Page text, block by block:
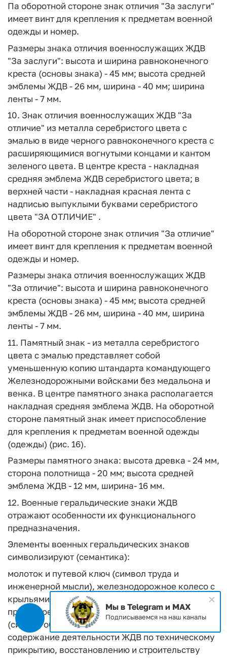
Па оборотной стороне знак отличия "За заслуги"
имеет винт для крепления к предметам военной
одежды и номер.
Размеры знака отличия военнослужащих ЖДВ
"За заслуги": высота и ширина равноконечного
креста (основы знака) - 45 мм; высота средней
эмблемы ЖДВ - 26 мм, ширина - 40 мм; ширина
ленты - 7 мм.
10. Знак отличия военнослужащих ЖДВ "За
отличие" из металла серебристого цвета с
эмалью в виде черного равноконечного креста с
расширяющимися вогнутыми концами и кантом
зеленого цвета. В центре креста - накладная
средняя эмблема ЖДВ серебристого цвета; в
верхней части - накладная красная лента с
надписью выпуклыми буквами серебристого
цвета "ЗА ОТЛИЧИЕ" .
На оборотной стороне знак отличия "За отличие"
имеет винт для крепления к предметам военной
одежды и номер.
Размеры знака отличия военнослужащих ЖДВ
"За отличие": высота и ширина равноконечного
креста (основы знака) - 45 мм; высота средней
эмблемы ЖДВ - 26 мм, ширина - 40 мм, ширина
ленты - 7 мм.
11. Памятный знак - из металла серебристого
цвета с эмалью представляет собой
уменьшенную копию штандарта командующего
Железнодорожными войсками без медальона и
венка. В центре памятного знака располагается
накладная средняя эмблема ЖДВ. На оборотной
стороне памятный знак имеет приспособление
для крепления к предметам военной одежды
(одежды) (рис. 16).
Размеры памятного знака: высота древка - 24 мм,
сторона полотнища - 20 мм; высота средней
эмблема ЖДВ - 12 мм, ширина- 16 мм.
12. Военные геральдические знаки ЖДВ
отражают особенности их функционального
предназначения.
Элементы военных геральдических знаков
символизируют (семантика):
молоток и путевой ключ (символ труда и
инженерной мысли), железнодорожное колесо с
крыльями (символ движения и скорости),
пролетное строение железнодорожного моста
(символ объединения и созидания) - основное
содержание деятельности ЖДВ по техническому
прикрытию, восстановлению и строительству
Мы в Telegram и MAX
Подписываемся на наш каналы